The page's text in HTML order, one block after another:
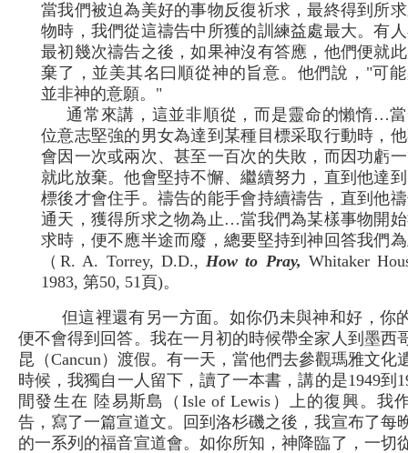
當我們被迫為美好的事物反復祈求，最終得到所
物時，我們從這禱告中所獲的訓練益處最大。有
最初幾次禱告之後，如果神沒有答應，他們便就
棄了，並美其名曰順從神的旨意。他們說，"可
並非神的意願。"
通常來講，這並非順從，而是靈命的懶惰…
位意志堅強的男女為達到某種目標采取行動時，
會因一次或兩次、甚至一百次的失敗，而因功虧
就此放棄。他會堅持不懈、繼續努力，直到他達
標後才會住手。禱告的能手會持續禱告，直到他
通天，獲得所求之物為止…當我們為某樣事物開
求時，便不應半途而廢，總要堅持到神回答我們
（R. A. Torrey, D.D.,How to Pray, Whitaker
1983, 第50, 51頁)。
但這裡還有另一方面。如你仍未與神和好，你
便不會得到回答。我在一月初的時候帶全家人到墨西
昆（Cancun）渡假。有一天，當他們去參觀瑪雅文化
時候，我獨自一人留下，讀了一本書，講的是1949到
間發生在 陸易斯島（Isle of Lewis）上的復興。我
告，寫了一篇宣道文。回到洛杉磯之後，我宣布了每
的一系列的福音宣道會。如你所知，神降臨了，一切